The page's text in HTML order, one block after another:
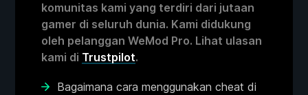
komunitas kami yang terdiri dari jutaan
gamer di seluruh dunia. Kami didukung
oleh pelanggan WeMod Pro. Lihat ulasan
kami di Trustpilot.
Bagaimana cara menggunakan cheat di